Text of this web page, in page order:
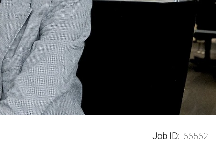
Job ID: 66562